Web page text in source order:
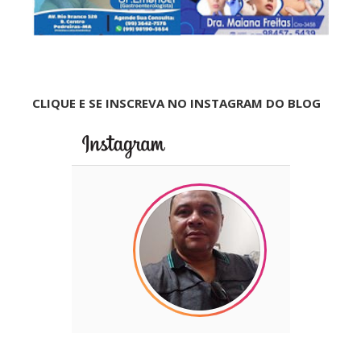
CLIQUE E SE INSCREVA NO INSTAGRAM DO BLOG